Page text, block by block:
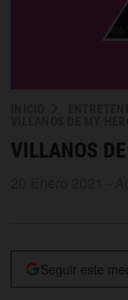
VILLANOS
Seguir este